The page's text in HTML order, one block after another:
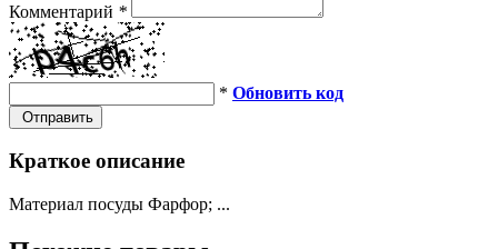
Комментарий *
* Обновить код
Отправить
Краткое описание
Материал посуды Фарфор; ...